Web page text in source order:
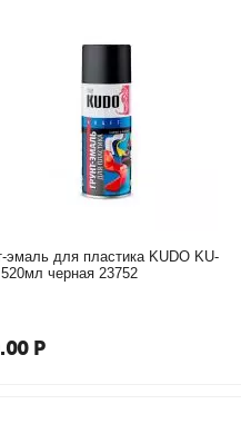
эмаль для пластика KUDO KU-
9005 520мл черная 23752
Р